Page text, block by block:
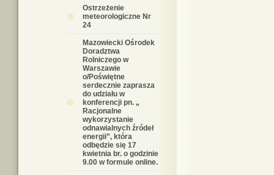
Ostrzeżenie
meteorologiczne Nr
24
Mazowiecki Ośrodek
Doradztwa
Rolniczego w
Warszawie
o/Poświętne
serdecznie zaprasza
do udziału w
konferencji pn. „
Racjonalne
wykorzystanie
odnawialnych źródeł
energii”, która
odbędzie się 17
kwietnia br. o godzinie
9.00 w formule online.